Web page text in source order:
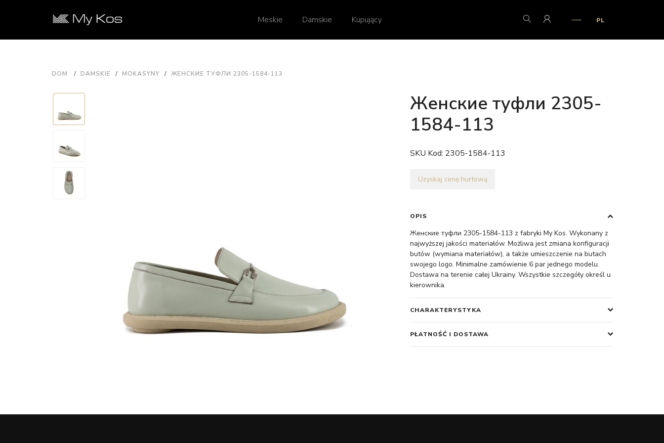
Meskie Damskie Kupujący PL
DOM DAMSKIE MOKASYNY ЖЕНСКИЕ ТУФЛИ 2305-1584-113
Женские туфли 2305-
1584-113
SKU Kod: 2305-1584-113
Uzyskaj cenę hurtową
OPIS
Женские туфли 2305-1584-113 z fabryki My Kos. Wykonany z
najwyższej jakości materiałów. Możliwa jest zmiana konfiguracji
butów (wymiana materiałów), a także umieszczenie na butach
swojego logo. Minimalne zamówienie 6 par jednego modelu.
Dostawa na terenie całej Ukrainy. Wszystkie szczegóły określ u
kierownika.
CHARAKTERYSTYKA
PŁATNOŚĆ I DOSTAWA